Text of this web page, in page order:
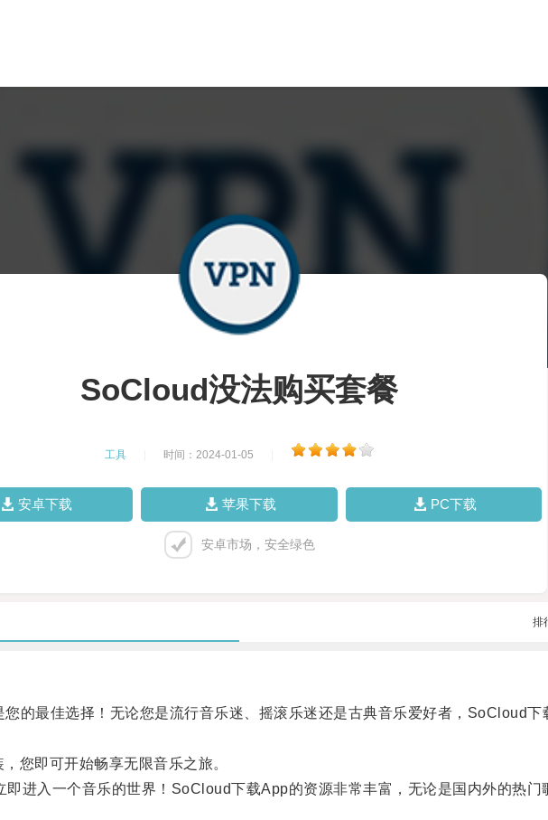
SoCloud没法购买套餐
工具 时间：2024-01-05
安卓下载 苹果下载 PC下载
安卓市场，安全绿色
排
最佳选择！无论您是流行音乐迷、摇滚乐迷还是古典音乐爱好者，SoCloud下
即可开始畅享无限音乐之旅。
入一个音乐的世界！SoCloud下载App的资源非常丰富，无论是国内外的热门